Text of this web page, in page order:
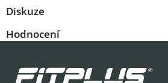
Diskuze
Hodnocení